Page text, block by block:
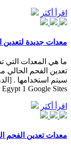
اقرأ أكثر
معدات جديدة لتعدين
ما هي المعدات التي
تعدين الفحم الحالي
Egypt 1 Google Sites
اقرأ أكثر
معدات تعدين الفحم